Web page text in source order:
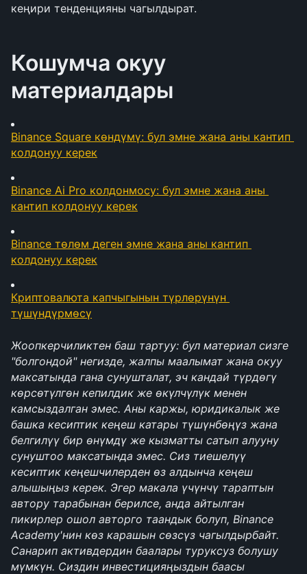
кеңири тенденцияны чагылдырат.
Кошумча окуу
материалдары
Binance Square көндүмү: бул эмне жана аны кантип
колдонуу керек
Binance Ai Pro колдонмосу: бул эмне жана аны
кантип колдонуу керек
Binance төлөм деген эмне жана аны кантип
колдонуу керек
Криптовалюта капчыгынын түрлөрүнүн
түшүндүрмөсү
Жоопкерчиликтен баш тартуу: бул материал сизге
"болгондой" негизде, жалпы маалымат жана окуу
максатында гана сунушталат, эч кандай түрдөгү
көрсөтүлгөн кепилдик же өкүлчүлүк менен
камсыздалган эмес. Аны каржы, юридикалык же
башка кесиптик кеңеш катары түшүнбөңүз жана
белгилүү бир өнүмдү же кызматты сатып алууну
сунуштоо максатында эмес. Сиз тиешелүү
кесиптик кеңешчилерден өз алдынча кеңеш
алышыңыз керек. Эгер макала үчүнчү тараптын
автору тарабынан берилсе, анда айтылган
пикирлер ошол авторго таандык болуп, Binance
Academy'нин көз карашын сөзсүз чагылдырбайт.
Санарип активдердин баалары туруксуз болушу
мүмкүн. Сиздин инвестицияңыздын баасы